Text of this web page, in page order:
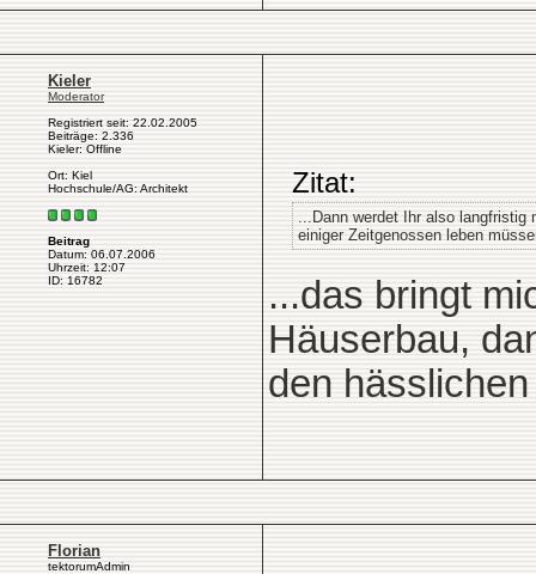
Kieler
Moderator
Registriert seit: 22.02.2005
Beiträge: 2.336
Kieler: Offline
Ort: Kiel
Hochschule/AG: Architekt
Beitrag
Datum: 06.07.2006
Uhrzeit: 12:07
ID: 16782
Zitat:
...Dann werdet Ihr also langfristig
einiger Zeitgenossen leben
...das bringt
Häuserbau,
den
Florian
tektorumAdmin